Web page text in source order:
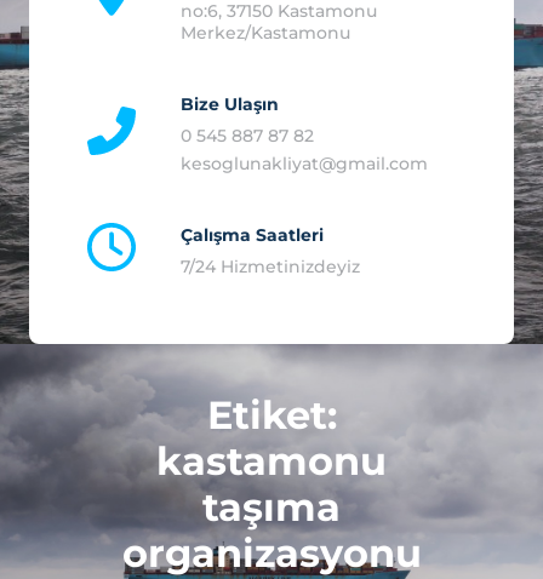
no:6, 37150 Kastamonu
Merkez/Kastamonu
0 545 887 87 82
kesoglunakliyat@gmail.com
7/24 Hizmetinizdeyiz
Etiket:
kastamonu
taşıma
organizasyonu